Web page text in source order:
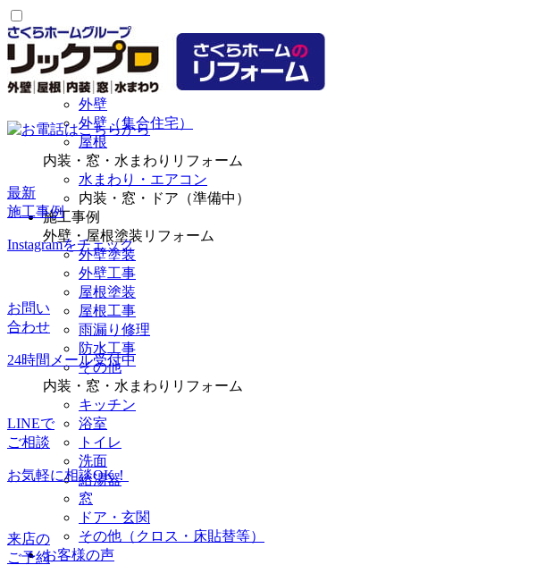
最新
施工事例
Instagramをチェック
お問い
合わせ
24時間メール受付中
LINEで
ご相談
お気軽に相談OK！
来店の
ご予約
選ばれる理由
リフォームメニュー
外壁・屋根塗装リフォーム
外壁
外壁（集合住宅）
屋根
内装・窓・水まわりリフォーム
水まわり・エアコン
内装・窓・ドア（準備中）
施工事例
外壁・屋根塗装リフォーム
外壁塗装
外壁工事
屋根塗装
屋根工事
雨漏り修理
防水工事
その他
内装・窓・水まわりリフォーム
キッチン
浴室
トイレ
洗面
給湯器
窓
ドア・玄関
その他（クロス・床貼替等）
お客様の声